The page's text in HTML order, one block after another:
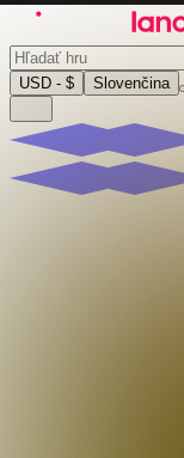
USD - $ Slovenčina